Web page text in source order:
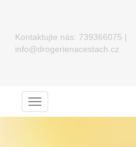
Kontaktujte nás: 739366075 |
info@drogerienacestach.cz
Menu